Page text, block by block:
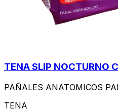
TENA SLIP NOCTURNO
PAÑALES ANATOMICOS
TENA